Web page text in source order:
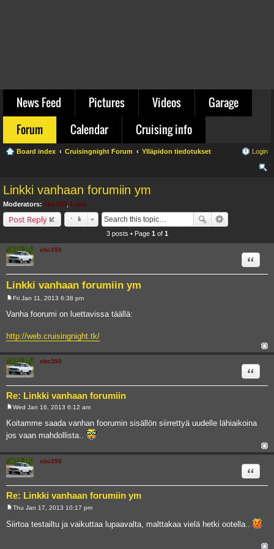
News Feed Pictures Videos
Garage
Forum
Calendar Cruising info
Board index Cruisingnight Forum Ylläpidon tiedotukset Login
Linkki vanhaan forumiin ym
Moderators: sbc350 Luke
Post Reply
3 posts • Page 1 of 1
sbc350
Linkki vanhaan forumiin ym
Quote
s
Fri Jan 11, 2013 6:38 pm
Vanha foorumi on luettavissa täällä:
http://web.cruisingnight.tk/
sbc350
Re: Linkki vanhaan forumiin
Quote
s
t
Wed Jan 16, 2013 6:12 am
Koitamme saada vanhan foorumin sisällön siirrettyä uudelle lähiaikoina
jos vaan mahdollista..
sbc350
Re: Linkki vanhaan forumiin ym
Quote
o
s
Thu Jan 17, 2013 10:17 pm
Siirtoa testailtu ja vaikuttaa lupaavalta, malttakaa vielä hetki ootella..